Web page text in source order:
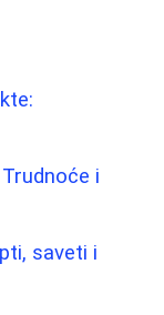
i
saveti i